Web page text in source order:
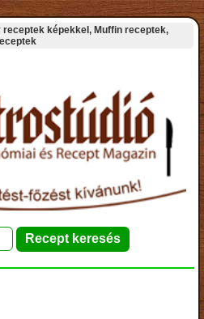
képekkel, Muffin receptek,